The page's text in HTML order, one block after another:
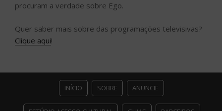
procuram a verdade sobre Ego.
Quer saber mais sobre das programações televisivas?
Clique aqui!
INÍCIO SOBRE ANUNCIE